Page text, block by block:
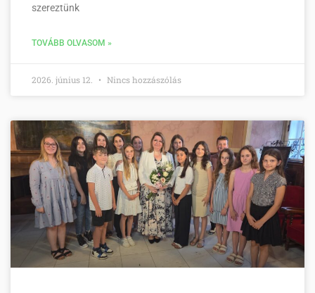
szereztünk
TOVÁBB OLVASOM »
2026. június 12. Nincs hozzászólás